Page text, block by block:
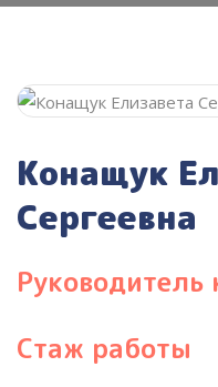
Конащук
Сергеевна
Руководитель
Стаж работы